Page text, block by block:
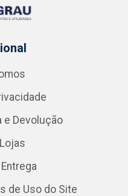
e Devolução
de Uso do Site